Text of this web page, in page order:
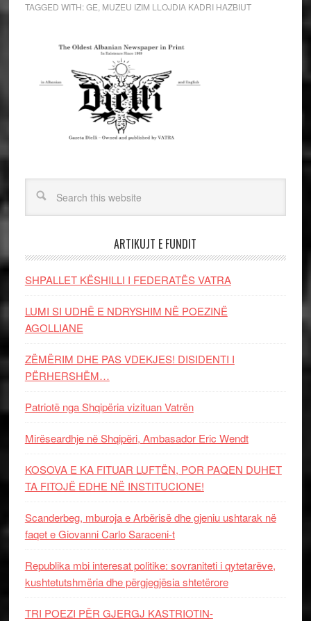
TAGGED WITH:GE MUZEU IZIM LLOJDIA KADRI HAZBIUT
ARTIKUJT E FUNDIT
SHPALLET KËSHILLI I FEDERATËS VATRA
LUMI SI UDHË E NDRYSHIM NË POEZINË
AGOLLIANE
ZËMËRIM DHE PAS VDEKJES! DISIDENTI I
PËRHERSHËM…
Patriotë nga Shqipëria vizituan Vatrën
Mirëseardhje në Shqipëri, Ambasador Eric Wendt
KOSOVA E KA FITUAR LUFTËN, POR PAQEN DUHET
TA FITOJË EDHE NË INSTITUCIONE!
Scanderbeg, mburoja e Arbërisë dhe gjeniu ushtarak në
faqet e Giovanni Carlo Saraceni-t
Republika mbi interesat politike: sovraniteti i qytetarëve,
kushtetutshmëria dhe përgjegjësia shtetërore
TRI POEZI PËR GJERGJ KASTRIOTIN-